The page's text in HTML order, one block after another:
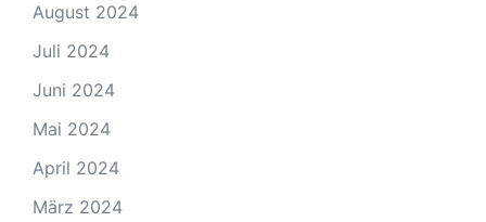
August 2024
Juli 2024
Juni 2024
Mai 2024
April 2024
März 2024